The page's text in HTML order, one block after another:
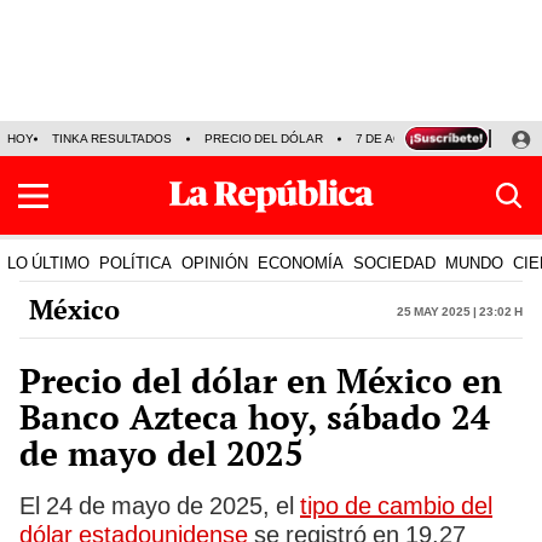
HOY TINKA RESULTADOS PRECIO DEL DÓLAR 7 DE AGOSTO OLLANTA
LO ÚLTIMO POLÍTICA OPINIÓN ECONOMÍA SOCIEDAD MUNDO
México 25 May 2025 | 23:02 h
Precio del dólar en México en
Banco Azteca hoy, sábado 24
de mayo del 2025
El 24 de mayo de 2025, el tipo de cambio del
dólar estadounidense se registró en 19.27